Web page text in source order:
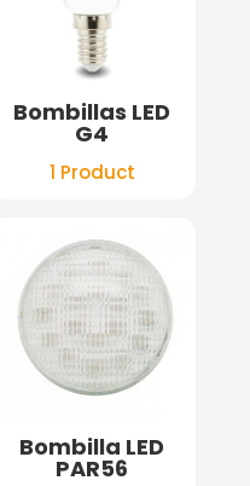
Bombillas LED
G4
1 Product
Bombilla LED
PAR56